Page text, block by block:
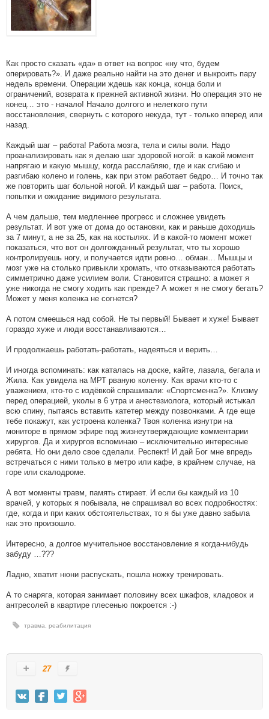
Как просто сказать «да» в ответ на вопрос «ну что, будем
оперировать?». И даже реально найти на это денег и выкроить пару
недель времени. Операции ждешь как конца, конца боли и
ограничений, возврата к прежней активной жизни. Но операция это не
конец… это - начало! Начало долгого и нелегкого пути
восстановления, свернуть с которого некуда, тут - только вперед или
назад.
Каждый шаг – работа! Работа мозга, тела и силы воли. Надо
проанализировать как я делаю шаг здоровой ногой: в какой момент
напрягаю и какую мышцу, когда расслабляю, где и как сгибаю и
разгибаю колено и голень, как при этом работает бедро… И точно так
же повторить шаг больной ногой. И каждый шаг – работа. Поиск,
попытки и ожидание видимого результата.
А чем дальше, тем медленнее прогресс и сложнее увидеть
результат. И вот уже от дома до остановки, как и раньше доходишь
за 7 минут, а не за 25, как на костылях. И в какой-то момент может
показаться, что вот он долгожданный результат, что ты хорошо
контролируешь ногу, и получается идти ровно… обман… Мышцы и
мозг уже на столько привыкли хромать, что отказываются работать
симметрично даже усилием воли. Становится страшно: а может я
уже никогда не смогу ходить как прежде? А может я не смогу бегать?
Может у меня коленка не согнется?
А потом смеешься над собой. Не ты первый! Бывает и хуже! Бывает
гораздо хуже и люди восстанавливаются…
И продолжаешь работать-работать, надеяться и верить…
И иногда вспоминать: как каталась на доске, кайте, лазала, бегала и
Жила. Как увидела на МРТ рваную коленку. Как врачи кто-то с
уважением, кто-то с издёвкой спрашивали: «Спортсменка?». Клизму
перед операцией, уколы в 6 утра и анестезиолога, который истыкал
всю спину, пытаясь вставить катетер между позвонками. А где еще
тебе покажут, как устроена коленка? Твоя коленка изнутри на
мониторе в прямом эфире под жизнеутверждающие комментарии
хирургов. Да и хирургов вспоминаю – исключительно интересные
ребята. Но они дело свое сделали. Респект! И дай Бог мне впредь
встречаться с ними только в метро или кафе, в крайнем случае, на
горе или скалодроме.
А вот моменты травм, память стирает. И если бы каждый из 10
врачей, у которых я побывала, не спрашивал во всех подробностях:
где, когда и при каких обстоятельствах, то я бы уже давно забыла
как это произошло.
Интересно, а долгое мучительное восстановление я когда-нибудь
забуду …???
Ладно, хватит нюни распускать, пошла ножку тренировать.
А то снаряга, которая занимает половину всех шкафов, кладовок и
антресолей в квартире плесенью покроется :-)
травма реабилитация
27